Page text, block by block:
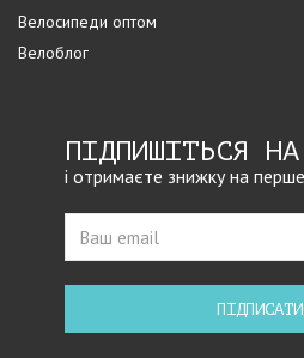
Велосипеди оптом
Велоблог
ПІДПИШІТЬСЯ
і отримаєте знижку на